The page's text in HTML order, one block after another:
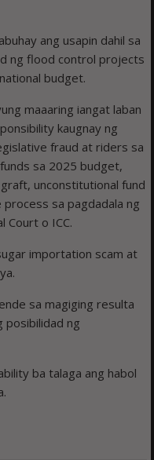
ang usapin dahil sa
ng flood control projects
budget.
maaaring iangat laban
kaugnay ng
fraud at riders sa
sa 2025 budget,
unconstitutional fund
sa pagdadala ng
Court o ICC.
importation scam at
sa magiging resulta
posibilidad ng
ba talaga ang habol